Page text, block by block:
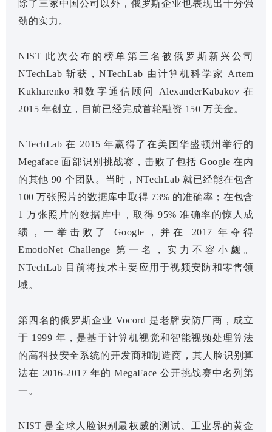
除了三家中国公司以外，俄罗斯企业也表现出十分强
劲的实力。
NIST 此次公布的榜单第三名被俄罗斯新兴公司
NTechLab 斩获，NTechLab 由计算机科学家 Artem
Kukharenko 和数字通信顾问 AlexanderKabakov 在
2015 年创立，目前已经完成首轮融资 150 万美金。
NTechLab 在 2015 年赢得了在美国华盛顿州举行的
Megaface 面部识别挑战赛，击败了包括 Google 在内
的其他 90 个团队。当时，NTechLab 就已经能在包含
100 万张照片的数据库中取得 73% 的准确率；在包含
1 万张照片的数据库中，取得 95% 准确率的惊人成
绩，一举击败了 Google，并在 2017 年夺得
EmotioNet Challenge 第一名，实力不容小觑。
NTechLab 目前将技术主要应用于视频安防和零售领
域。
第四名的俄罗斯企业 Vocord 是老牌安防厂商，成立
于 1999 年，是基于计算机视觉和智能视频处理算法
的高科技安全系统的开发商和制造商，其人脸识别算
法在 2016-2017 年的 MegaFace 公开挑战赛中名列第
一。
NIST 是全球人脸识别最权威的测试、工业界的黄金